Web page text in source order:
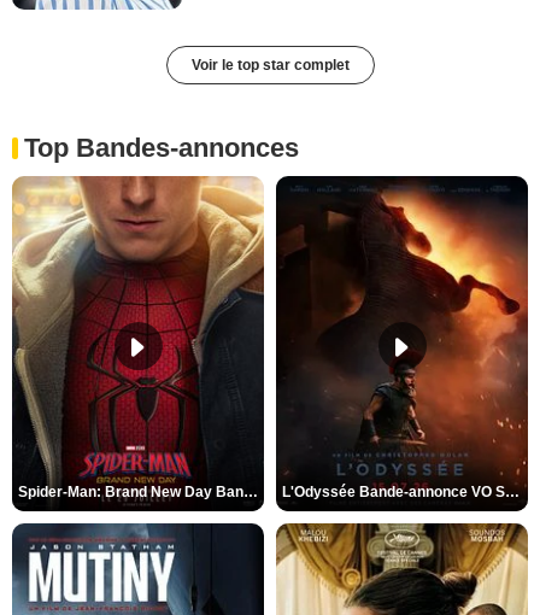
Voir le top star complet
Top Bandes-annonces
Spider-Man: Brand New Day Bande-annonce VO STFR L'Odyssée Bande-annonce VO STFR